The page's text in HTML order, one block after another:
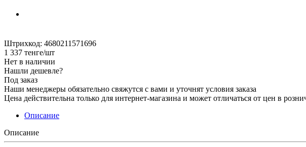
Штрихкод: 4680211571696
1 337 тенге/шт
Нет в наличии
Нашли дешевле?
Под заказ
Наши менеджеры обязательно свяжутся с вами и уточнят условия заказа
Цена действительна только для интернет-магазина и может отличаться от цен в
Описание
Описание